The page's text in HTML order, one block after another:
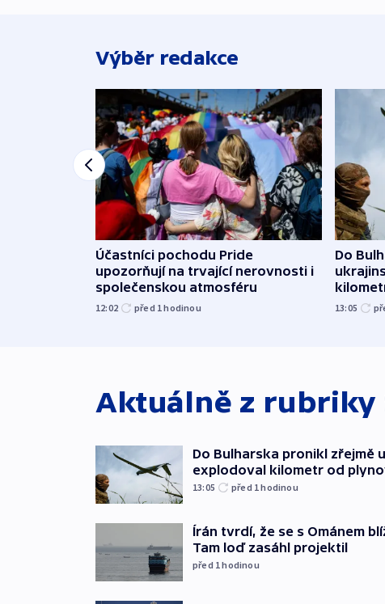
Výběr redakce
Účastníci pochodu Pride
upozorňují na trvající nerovnosti i
společenskou atmosféru
12:02 před 1hodinou
Do
13:05
Aktuálně z rubriky
Do Bulharska pronikl zřejmě
explodoval kilometr od
13:05 před 1hodinou
Írán tvrdí, že se s Ománem
Tam loď zasáhl projektil
před 1hodinou